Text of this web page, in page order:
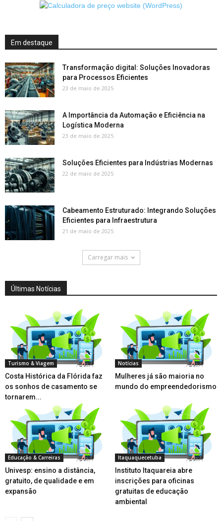
Em destaque
Transformação digital: Soluções Inovadoras
para Processos Eficientes
23 de maio de 2025
A Importância da Automação e Eficiência na
Logística Moderna
23 de maio de 2025
Soluções Eficientes para Indústrias Modernas
22 de maio de 2025
Cabeamento Estruturado: Integrando Soluções
Eficientes para Infraestrutura
21 de maio de 2025
Carregar mais
Últimas Notícias
Turismo & Viagem
Costa Histórica da Flórida faz
os sonhos de casamento se
tornarem...
Notícias
Mulheres já são maioria no
mundo do empreendedorismo
Educação & Carreiras
Univesp: ensino a distância,
gratuito, de qualidade e em
expansão
Itaquaquecetuba
Instituto Itaquareia abre
inscrições para oficinas
gratuitas de educação
ambiental